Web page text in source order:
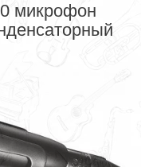
микрофон